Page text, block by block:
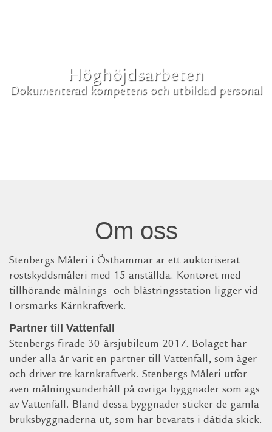
Höghöjdsarbeten
Dokumenterad kompetens och utbildad personal
Stationsmålning
Uppfyller alla krav och har standardiserade rutiner
Om oss
Stenbergs Måleri i Östhammar är ett auktoriserat
rostskyddsmåleri med 15 anställda. Kontoret med
tillhörande målnings- och blästringsstation ligger vid
Forsmarks Kärnkraftverk.
Partner till Vattenfall
Stenbergs firade 30-årsjubileum 2017. Bolaget har
under alla år varit en partner till Vattenfall, som äger
och driver tre kärnkraftverk. Stenbergs Måleri utför
även målningsunderhåll på övriga byggnader som ägs
av Vattenfall. Bland dessa byggnader sticker de gamla
bruksbyggnaderna ut, som har bevarats i dåtida skick.